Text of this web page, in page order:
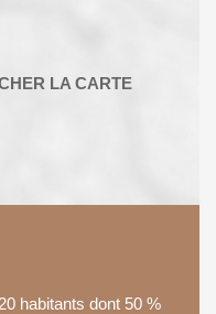
habitants dont 50 %